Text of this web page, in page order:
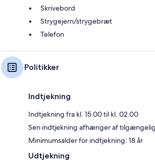
Skrivebord
Strygejern/strygebræt
Telefon
Politikker
Indtjekning
Indtjekning fra kl. 15.00 til kl. 02.00
Sen indtjekning afhænger af
Minimumsalder for indtjekning: 18 år
Udtjekning